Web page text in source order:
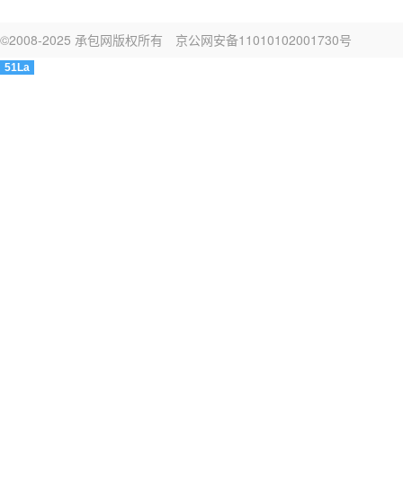
©2008-2025 承包网版权所有 京公网安备11010102001730号
51La